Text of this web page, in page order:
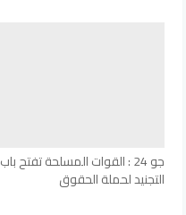
جو 24 : القوات المسلحة تفتح باب
التجنيد لحملة الحقوق